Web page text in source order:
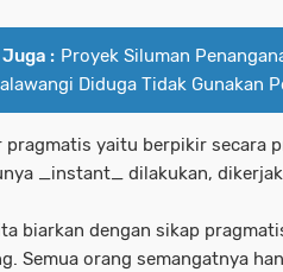
: Proyek Siluman
Diduga Tidak Gunakan
pragmatis yaitu berpikir secara
_instant_ dilakukan,
biarkan dengan sikap
Semua orang semangatnya